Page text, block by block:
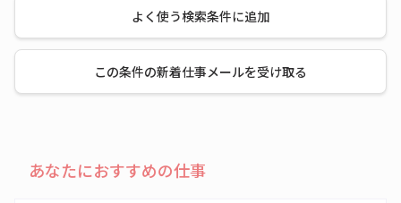
よく使う検索条件に追加
この条件の新着仕事メールを受け取る
あなたにおすすめの仕事